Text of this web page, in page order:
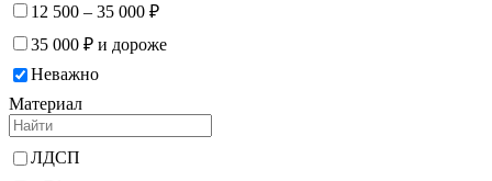
12 500 – 35 000 ₽
35 000 ₽ и дороже
Неважно
Материал
ЛДСП